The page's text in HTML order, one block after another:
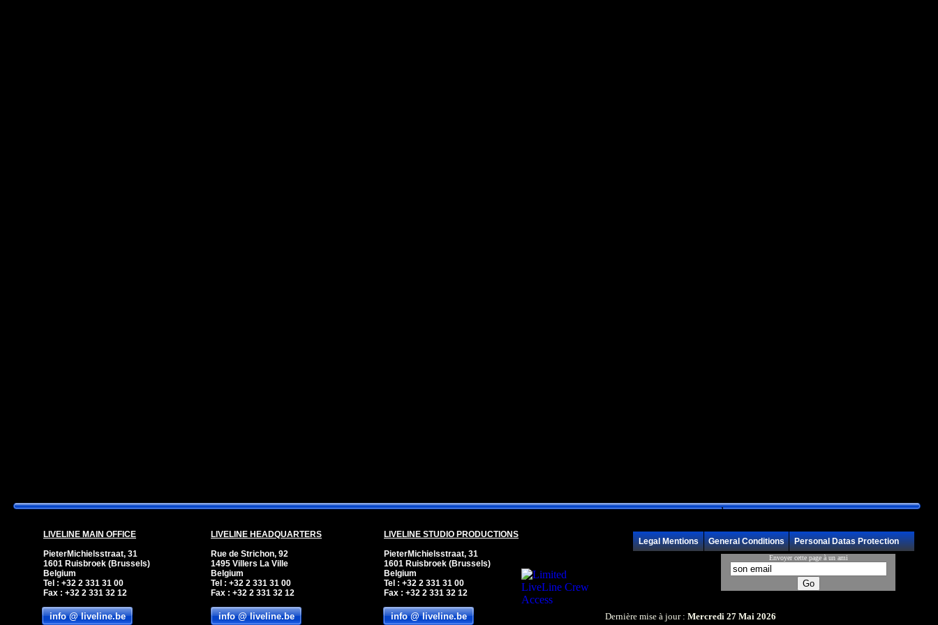
l
Envoyer cette page à un ami
Dernière mise à jour : Mercredi 27 Mai 2026
info @ liveline.be
info @ liveline.be
info @ liveline.be
LIVELINE STUDIO PRODUCTIONS
PieterMichielsstraat, 31
1601 Ruisbroek (Brussels)
Belgium
Tel : +32 2 331 31 00
Fax : +32 2 331 32 12
LIVELINE HEADQUARTERS
Rue de Strichon, 92
1495 Villers La Ville
Belgium
Tel : +32 2 331 31 00
Fax : +32 2 331 32 12
LIVELINE MAIN OFFICE
PieterMichielsstraat, 31
1601 Ruisbroek (Brussels)
Belgium
Tel : +32 2 331 31 00
Fax : +32 2 331 32 12
Legal Mentions General Conditions Personal Datas Protection